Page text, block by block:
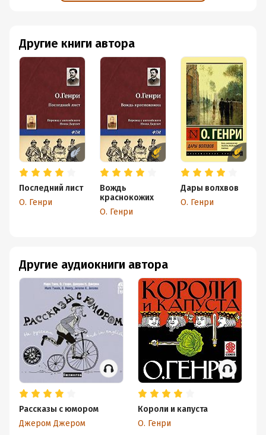
Другие книги автора
Последний лист
О. Генри
Вождь
краснокожих
О. Генри
Дары волхвов
О. Генри
Другие аудиокниги автора
Рассказы с юмором
Джером Джером
Короли и капуста
О. Генри